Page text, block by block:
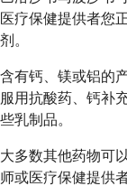
医疗保健提供者您
剂。
含有钙、镁或铝的
服用抗酸药、钙补
些乳制品。
大多数其他药物可
师或医疗保健提供